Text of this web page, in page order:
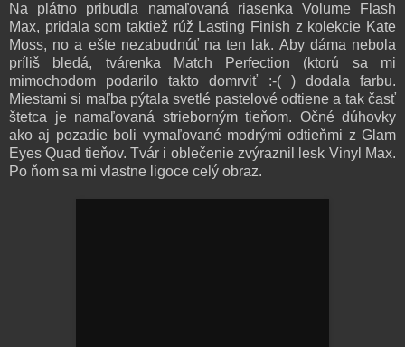
Na plátno pribudla namaľovaná riasenka Volume Flash
Max, pridala som taktiež rúž Lasting Finish z kolekcie Kate
Moss, no a ešte nezabudnúť na ten lak. Aby dáma nebola
príliš bledá, tvárenka Match Perfection (ktorú sa mi
mimochodom podarilo takto domrviť :-( ) dodala farbu.
Miestami si maľba pýtala svetlé pastelové odtiene a tak časť
štetca je namaľovaná strieborným tieňom. Očné dúhovky
ako aj pozadie boli vymaľované modrými odtieňmi z Glam
Eyes Quad tieňov. Tvár i oblečenie zvýraznil lesk Vinyl Max.
Po ňom sa mi vlastne ligoce celý obraz.